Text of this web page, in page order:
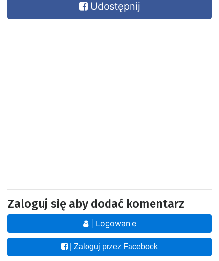
Udostępnij
Zaloguj się aby dodać komentarz
| Logowanie
| Zaloguj przez Facebook